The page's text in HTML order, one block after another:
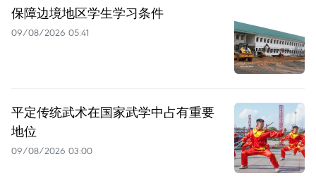
保障边境地区学生学习条件
09/08/2026 05:41
平定传统武术在国家武学中占有重要
地位
09/08/2026 03:00